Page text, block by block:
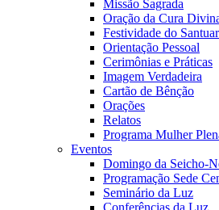
Missão Sagrada
Oração da Cura
Festividade do
Orientação Pessoal
Cerimônias e Práticas
Imagem Verdadeira
Cartão de Bênção
Orações
Relatos
Programa Mulher
Eventos
Domingo da Seicho-
Programação Sede
Seminário da Luz
Conferências da Luz